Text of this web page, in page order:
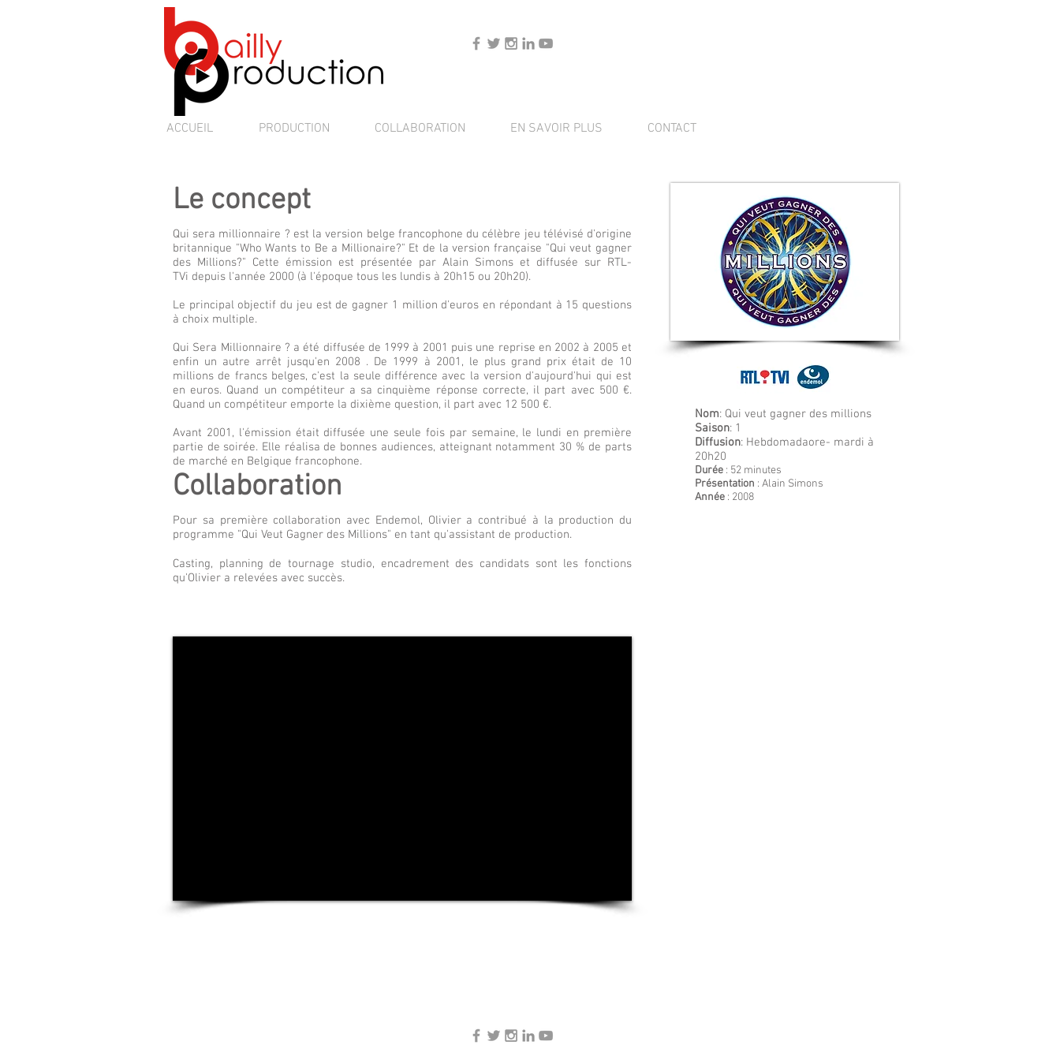
ACCUEIL PRODUCTION COLLABORATION EN SAVOIR PLUS CONTACT
Le concept
Qui sera millionnaire ? est la version belge francophone du célèbre jeu télévisé d'origine
britannique "Who Wants to Be a Millionaire?" Et de la version française "Qui veut gagner
des Millions?" Cette émission est présentée par Alain Simons et diffusée sur RTL-
TVi depuis l'année 2000 (à l'époque tous les lundis à 20h15 ou 20h20).
Le principal objectif du jeu est de gagner 1 million d'euros en répondant à 15 questions
à choix multiple.
Qui Sera Millionnaire ? a été diffusée de 1999 à 2001 puis une reprise en 2002 à 2005 et
enfin un autre arrêt jusqu'en 2008 . De 1999 à 2001, le plus grand prix était de 10
millions de francs belges, c'est la seule différence avec la version d'aujourd'hui qui est
en euros. Quand un compétiteur a sa cinquième réponse correcte, il part avec 500 €.
Quand un compétiteur emporte la dixième question, il part avec 12 500 €.
Avant 2001, l'émission était diffusée une seule fois par semaine, le lundi en première
partie de soirée. Elle réalisa de bonnes audiences, atteignant notamment 30 % de parts
de marché en Belgique francophone.
Collaboration
Nom: Qui veut gagner des millions
Saison: 1
Diffusion: Hebdomadaore- mardi à
20h20
Durée : 52 minutes
Présentation : Alain Simons
Année : 2008
Pour sa première collaboration avec Endemol, Olivier a contribué à la production du
programme "Qui Veut Gagner des Millions" en tant qu'assistant de production.
Casting, planning de tournage studio, encadrement des candidats sont les fonctions
qu'Olivier a relevées avec succès.